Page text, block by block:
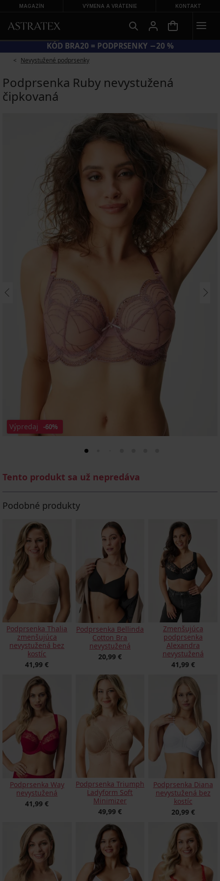
MAGAZÍN VÝMENA A VRÁTENIE KONTAKT
KÓD BRA20 = PODPRSENKY −20 %
Nevystužené podprsenky
Podprsenka Ruby nevystužená
čipkovaná
Výpredaj -60%
Tento produkt sa už nepredáva
Podobné produkty
Podprsenka Thalia
zmenšujúca
nevystužená bez
kostíc
41,99 €
Podprsenka Bellinda
Cotton Bra
nevystužená
20,99 €
Zmenšujúca
podprsenka
Alexandra
nevystužená
41,99 €
Podprsenka Way
nevystužená
41,99 €
Podprsenka Triumph
Ladyform Soft
Minimizer
49,99 €
Podprsenka Diana
nevystužená bez
kostíc
20,99 €